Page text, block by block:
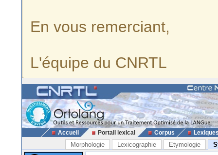
En vous remerciant,
L'équipe du CNRTL
Accueil Portail lexical Corpus
Morphologie Lexicographie Etymologie